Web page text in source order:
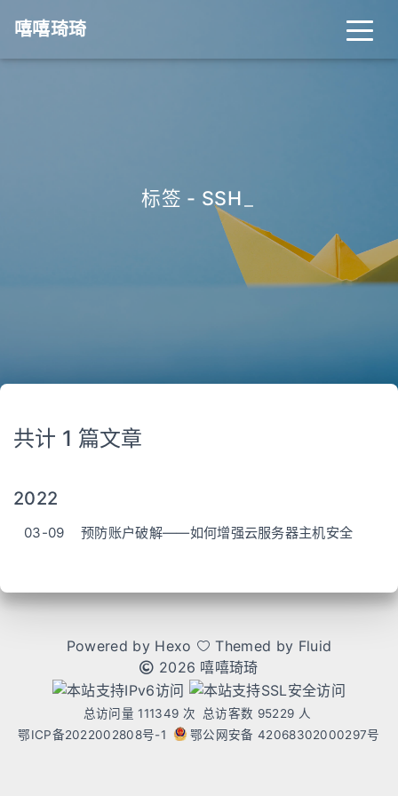
嘻嘻琦琦
标签 - SSH
共计 1 篇文章
2022
03-09 预防账户破解——如何增强云服务器主机安全
Powered by Hexo Themed by Fluid
2026 嘻嘻琦琦
总访问量111349 次 总访客数 95229 人
鄂ICP备2022002808号-1
鄂公网安备 42068302000297号